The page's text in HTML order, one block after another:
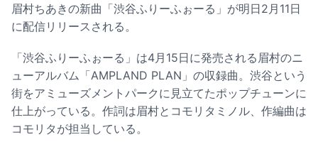
眉村ちあきの新曲「渋谷ふりーふぉーる」が明日2月11日
に配信リリースされる。
「渋谷ふりーふぉーる」は4月15日に発売される眉村のニ
ューアルバム「AMPLAND PLAN」の収録曲。渋谷という
街をアミューズメントパークに見立てたポップチューンに
仕上がっている。作詞は眉村とコモリタミノル、作編曲は
コモリタが担当している。